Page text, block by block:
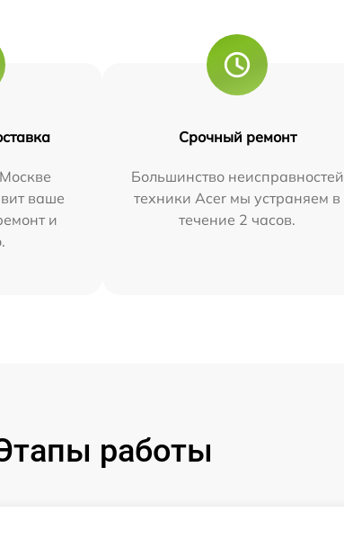
ваше
и
Срочный ремонт
Большинство неисправностей
техники Acer мы устраняем в
течение 2 часов.
работы